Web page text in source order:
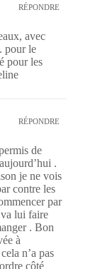
RÉPONDRE
avec
pour le
pour les
RÉPONDRE
de
.
je ne vois
contre les
par
lui faire
. Bon
à
n’a pas
côté